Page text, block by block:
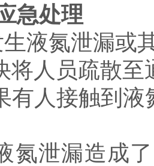
急处理
氮泄漏或其
人员疏散至
接触到液
泄漏造成了